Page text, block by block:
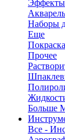
Эффекты
Наборы
Еще
Покраска
Прочее
Больше
Все -